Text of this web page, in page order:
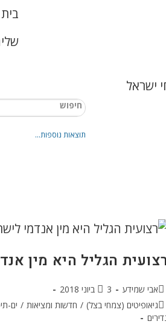
בית
ישראל
תוצאות נוספות...
רצועית הגליל היא מין
אבי שמידע
3 ביוני 2018
גיאופיטים (צמחי בצל) / חדשות ומציאות / ים-